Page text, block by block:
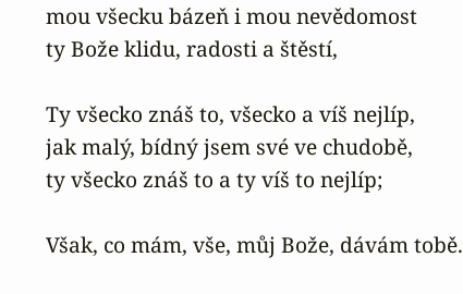
mou všecku bázeň i mou nevědomost
ty Bože klidu, radosti a štěstí,
Ty všecko znáš to, všecko a víš nejlíp,
jak malý, bídný jsem své ve chudobě,
ty všecko znáš to a ty víš to nejlíp;
Však, co mám, vše, můj Bože, dávám tobě.